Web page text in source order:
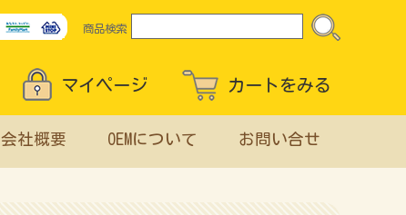
商品検索
マイページ カートをみる
会社概要 OEMについて お問い合せ